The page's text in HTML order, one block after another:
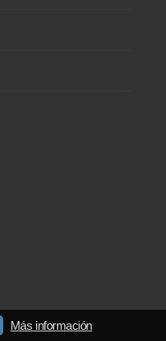
Más información